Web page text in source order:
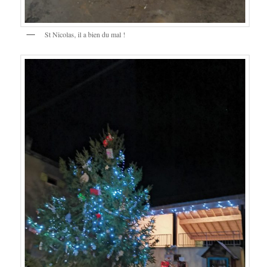
St Nicolas, il a bien du mal !